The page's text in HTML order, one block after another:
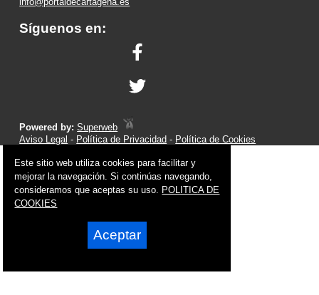
Síguenos en:
Powered by:Superweb
Aviso Legal - Política de Privacidad - Política de Cookies
Este sitio web utiliza cookies para facilitar y
mejorar la navegación. Si continúas navegando,
consideramos que aceptas su uso. POLITICA DE
COOKIES
Aceptar